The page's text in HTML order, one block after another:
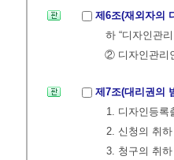
제6조(재외자의
하 “디자인관
② 디자인관리
제7조(대리권의
1. 디자인등록
2. 신청의 취하
3. 청구의 취하